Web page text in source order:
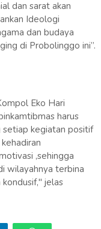
dan sarat akan
Ideologi
dan budaya
di Probolinggo ini”.
Eko Hari
harus
setiap kegiatan positif
,sehingga
wilayahnya terbina
jelas